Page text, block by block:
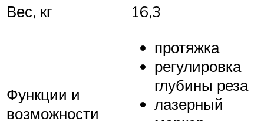
Вес, кг 16,3
Функции и
возможности
протяжка
регулировка
глубины реза
лазерный